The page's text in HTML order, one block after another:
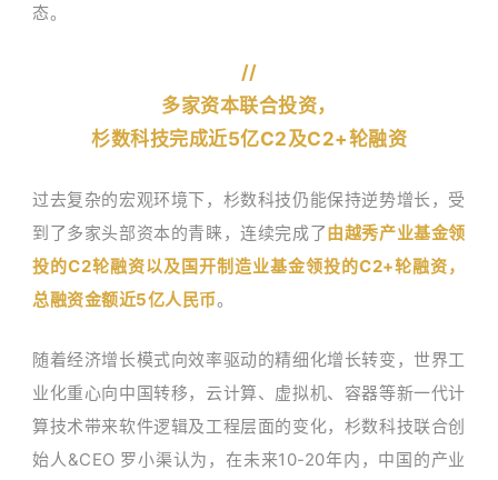
态。
//
多家资本联合投资，
杉数科技完成近5亿C2及C2+轮融资
过去复杂的宏观环境下，杉数科技仍能保持逆势增长，受
到了多家头部资本的青睐，连续完成了由越秀产业基金领
投的C2轮融资以及国开制造业基金领投的C2+轮融资，
总融资金额近5亿人民币。
随着经济增长模式向效率驱动的精细化增长转变，世界工
业化重心向中国转移，云计算、虚拟机、容器等新一代计
算技术带来软件逻辑及工程层面的变化，杉数科技联合创
始人&CEO 罗小渠认为，在未来10-20年内，中国的产业